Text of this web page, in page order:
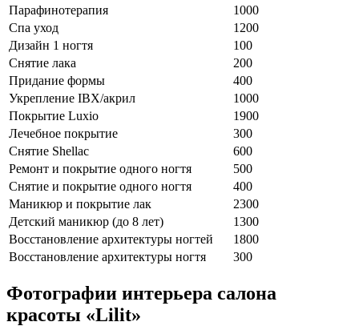
Парафинотерапия
1000
Спа уход
1200
Дизайн 1 ногтя
100
Снятие лака
200
Придание формы
400
Укрепление IBX/акрил
1000
Покрытие Luxio
1900
Лечебное покрытие
300
Снятие Shellac
600
Ремонт и покрытие одного ногтя
500
Снятие и покрытие одного ногтя
400
Маникюр и покрытие лак
2300
Детский маникюр (до 8 лет)
1300
Восстановление архитектуры ногтей
1800
Восстановление архитектуры ногтя
300
Фотографии интерьера салона
красоты «Lilit»